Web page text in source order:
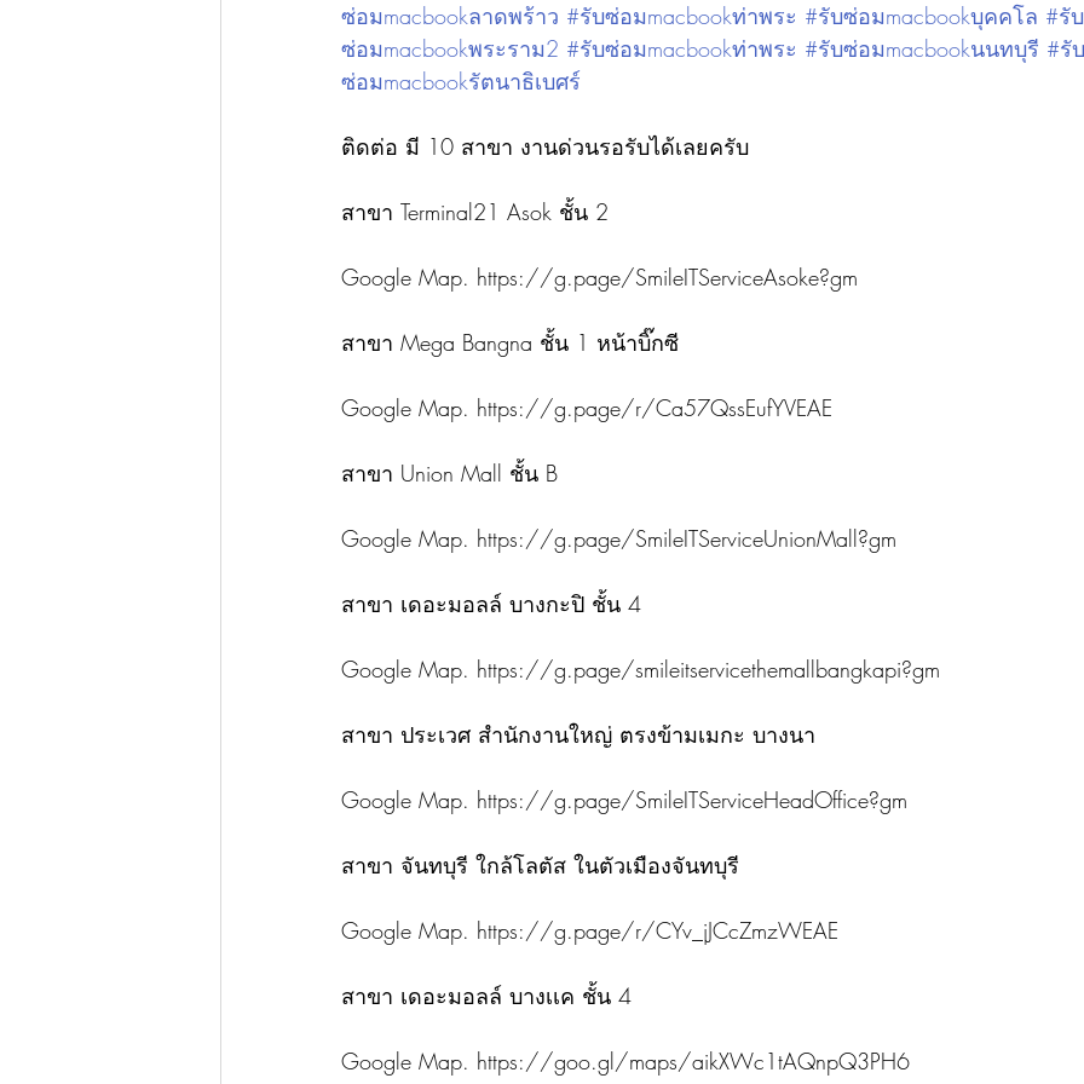
ซ่อมmacbookลาดพร้าว #รับซ่อมmacbookท่าพระ #รับซ่อมmacbookบุคคโล #รับ
ซ่อมmacbookพระราม2 #รับซ่อมmacbookท่าพระ #รับซ่อมmacbookนนทบุรี #รับ
ซ่อมmacbookรัตนาธิเบศร์
ติดต่อ มี 10 สาขา งานด่วนรอรับได้เลยครับ
สาขา Terminal21 Asok ชั้น 2
Google Map. https://g.page/SmileITServiceAsoke?gm
สาขา Mega Bangna ชั้น 1 หน้าบิ๊กซี
Google Map. https://g.page/r/Ca57QssEufYVEAE
สาขา Union Mall ชั้น B
Google Map. https://g.page/SmileITServiceUnionMall?gm
สาขา เดอะมอลล์ บางกะปิ ชั้น 4
Google Map. https://g.page/smileitservicethemallbangkapi?gm
สาขา ประเวศ สำนักงานใหญ่ ตรงข้ามเมกะ บางนา
Google Map. https://g.page/SmileITServiceHeadOffice?gm
สาขา จันทบุรี ใกล้โลตัส ในตัวเมืองจันทบุรี
Google Map. https://g.page/r/CYv_jJCcZmzWEAE
สาขา เดอะมอลล์ บางเเค ชั้น 4
Google Map. https://goo.gl/maps/aikXWc1tAQnpQ3PH6